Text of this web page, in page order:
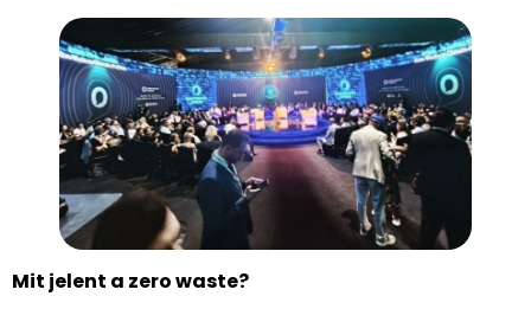
Mit jelent a zero waste?